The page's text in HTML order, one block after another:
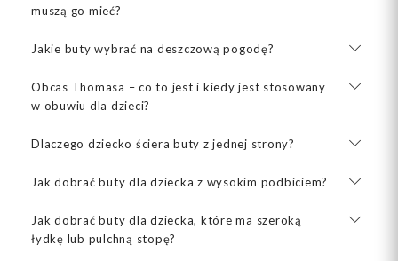
muszą go mieć?
Jakie buty wybrać na deszczową pogodę?
Obcas Thomasa – co to jest i kiedy jest stosowany
w obuwiu dla dzieci?
Dlaczego dziecko ściera buty z jednej strony?
Jak dobrać buty dla dziecka z wysokim podbiciem?
Jak dobrać buty dla dziecka, które ma szeroką
łydkę lub pulchną stopę?